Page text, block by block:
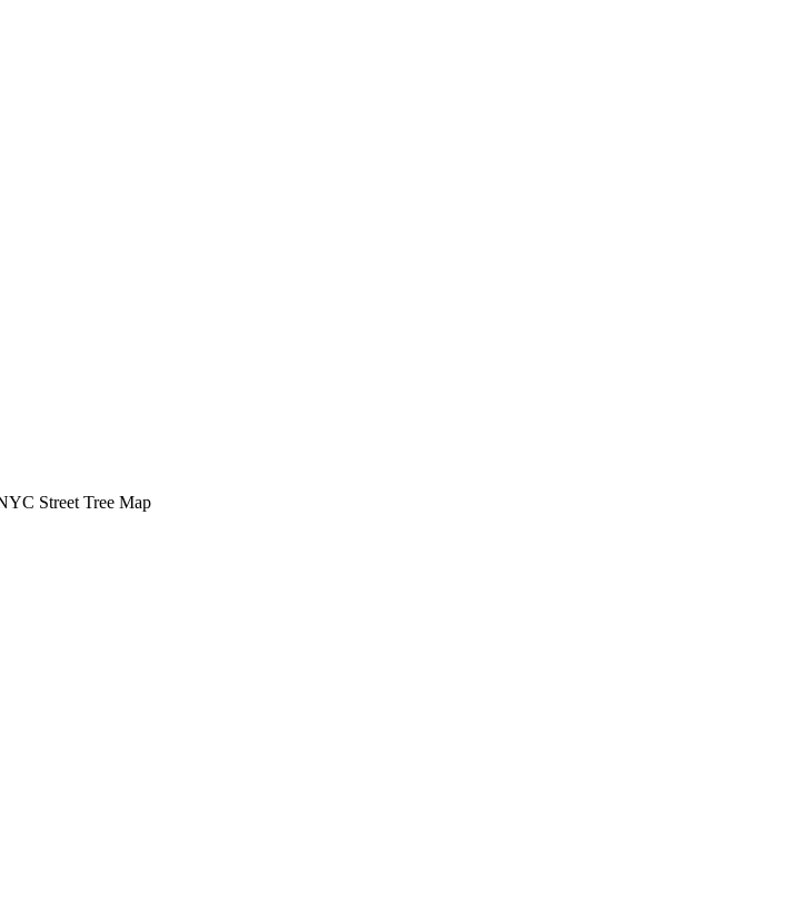
Street Tree Map